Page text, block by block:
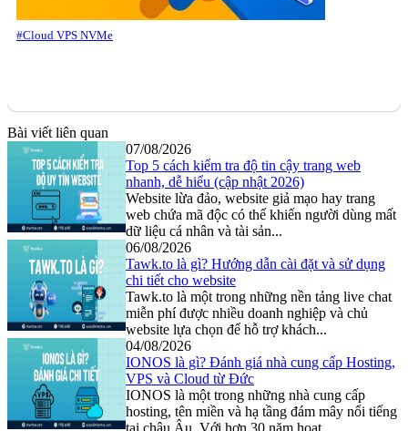
#Cloud VPS NVMe
Bài viết liên quan
07/08/2026
Top 5 cách kiểm tra độ tin cậy trang web
nhanh, dễ hiểu (cập nhật 2026)
Website lừa đảo, website giả mạo hay trang
web chứa mã độc có thể khiến người dùng mất
dữ liệu cá nhân và tài sản...
06/08/2026
Tawk.to là gì? Hướng dẫn cài đặt và sử dụng
chi tiết cho website
Tawk.to là một trong những nền tảng live chat
miễn phí được nhiều doanh nghiệp và chủ
website lựa chọn để hỗ trợ khách...
04/08/2026
IONOS là gì? Đánh giá nhà cung cấp Hosting,
VPS và Cloud từ Đức
IONOS là một trong những nhà cung cấp
hosting, tên miền và hạ tầng đám mây nổi tiếng